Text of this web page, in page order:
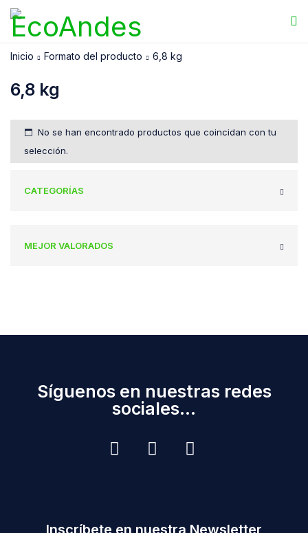
6,8 kg
Inicio Formato del producto 6,8 kg
No se han encontrado productos que coincidan con tu
selección.
CATEGORÍAS
MEJOR VALORADOS
Síguenos en nuestras redes
sociales...
Inscríbete en nuestra Newsletter